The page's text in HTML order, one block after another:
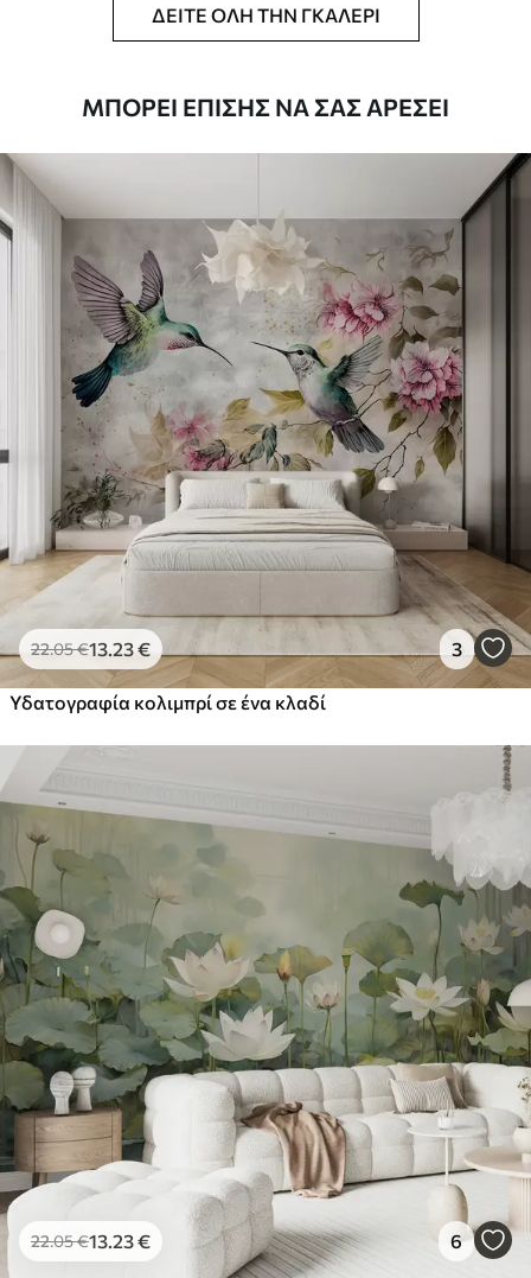
ΔΕΊΤΕ ΌΛΗ ΤΗΝ ΓΚΑΛΕΡΊ
ΜΠΟΡΕΊ ΕΠΊΣΗΣ ΝΑ ΣΑΣ ΑΡΈΣΕΙ
22.05€13 .23€ 3
Υδατογραφία κολιμπρί σε ένα κλαδί
22.05€13 .23€ 6